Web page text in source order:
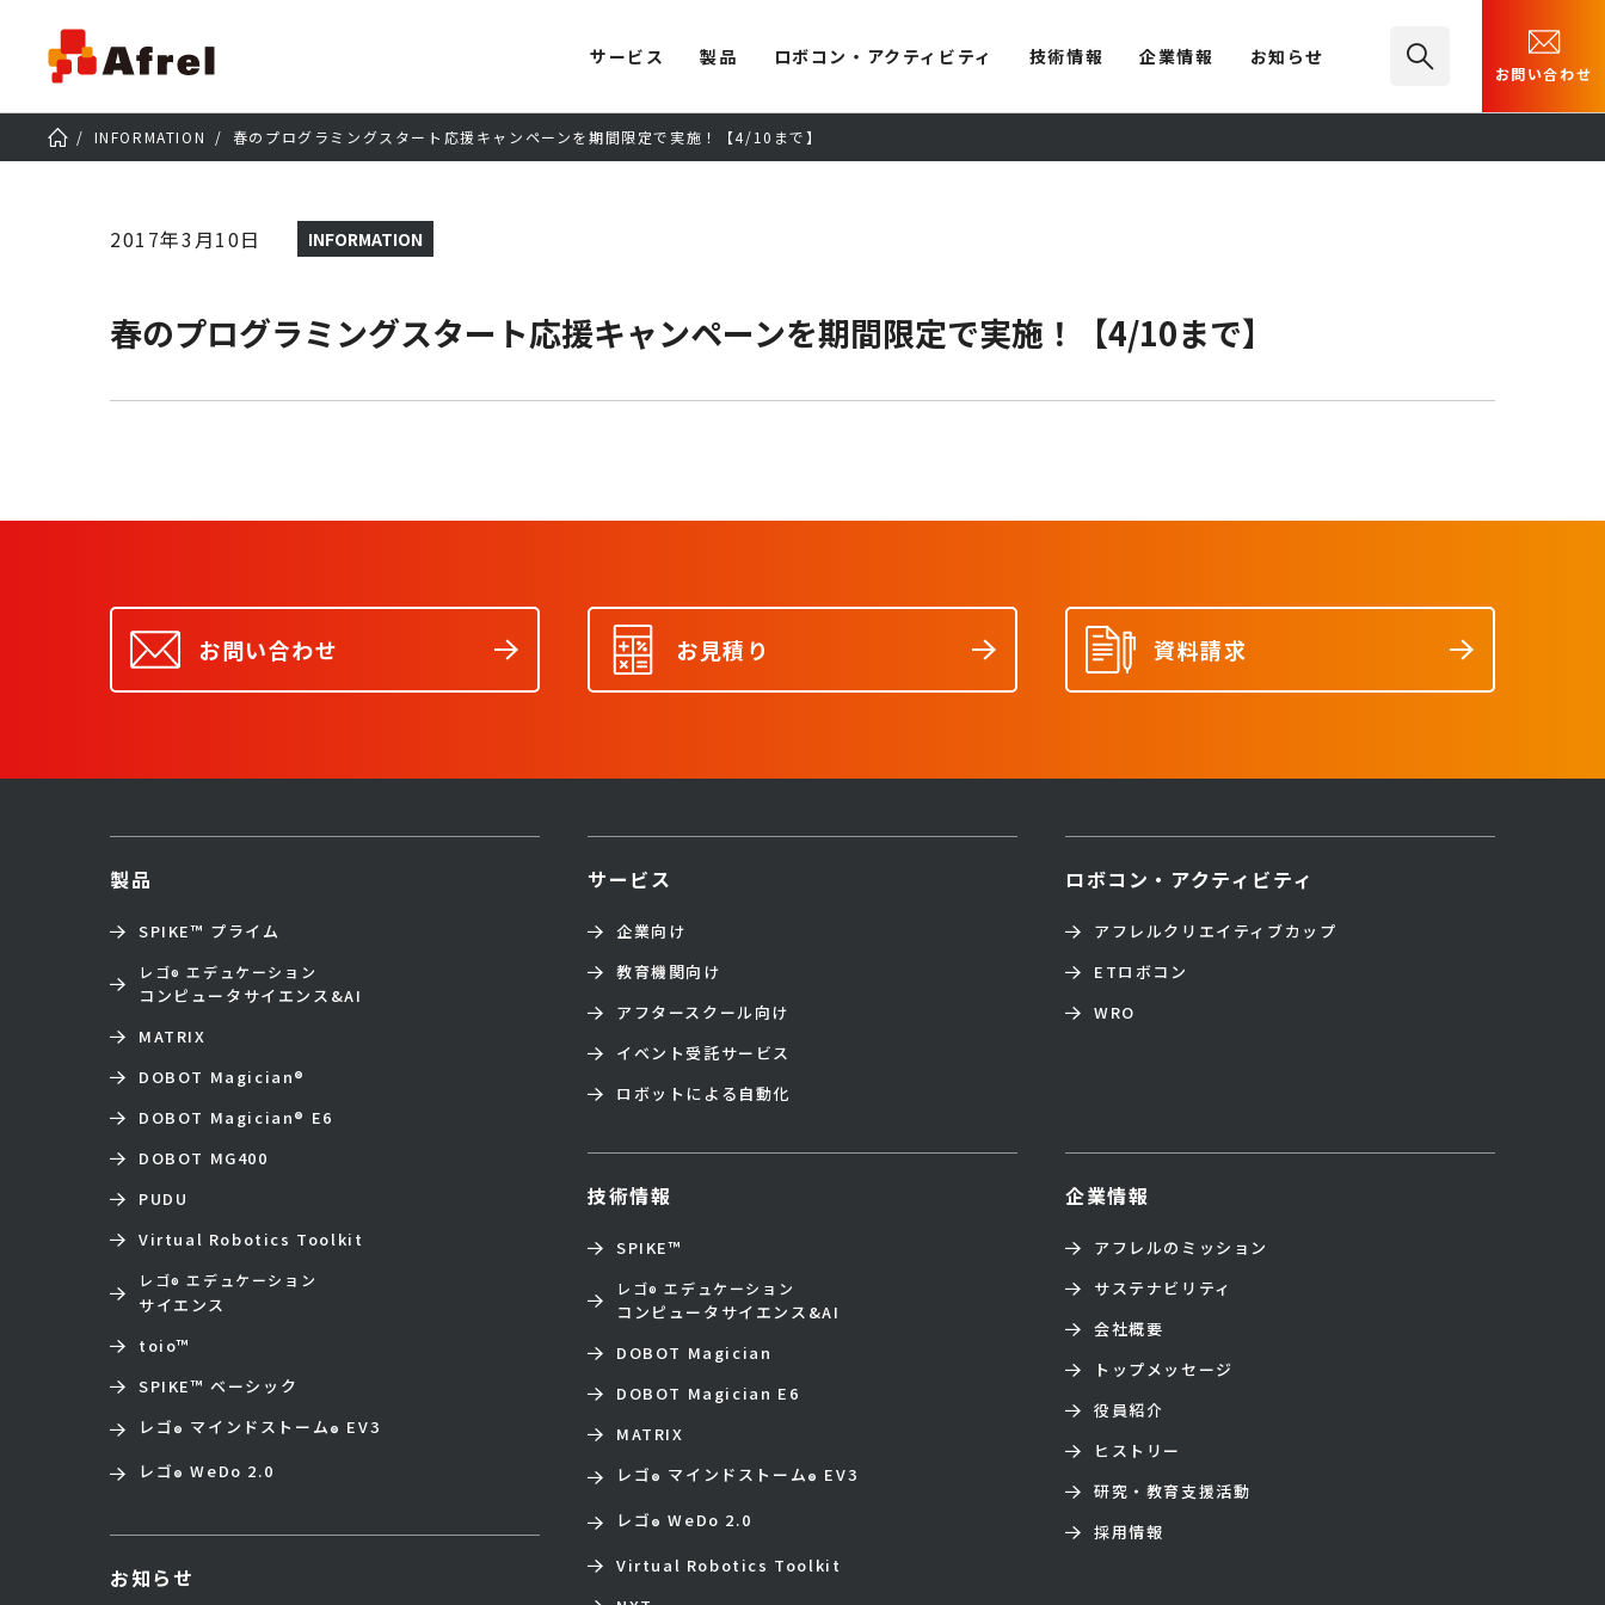
サービス 製品 ロボコン・アクティビティ 技術情報 企業情報 お知らせ
お問い合わせ
INFORMATION 春のプログラミングスタート応援キャンペーンを期間限定で実施！【4/10まで】
2017年3月10日 INFORMATION
春のプログラミングスタート応援キャンペーンを期間限定で実施！【4/10まで】
お問い合わせ お見積り 資料請求
サービス
企業向け
教育機関向け
アフタースクール向け
イベント受託サービス
ロボットによる自動化
製品
SPIKE™ プライム
レゴ® エデュケーション
コンピュータサイエンス&AI
MATRIX
DOBOT Magician®
DOBOT Magician® E6
DOBOT MG400
PUDU
Virtual Robotics Toolkit
レゴ® エデュケーション
サイエンス
toio™
SPIKE™ ベーシック
レゴ® マインドストーム® EV3
レゴ® WeDo 2.0
ロボコン・アクティビティ
アフレルクリエイティブカップ
ETロボコン
WRO
技術情報
SPIKE™
レゴ® エデュケーション
コンピュータサイエンス&AI
DOBOT Magician
DOBOT Magician E6
MATRIX
レゴ® マインドストーム® EV3
レゴ® WeDo 2.0
Virtual Robotics Toolkit
企業情報
アフレルのミッション
サステナビリティ
会社概要
トップメッセージ
役員紹介
ヒストリー
研究・教育支援活動
採用情報
お知らせ